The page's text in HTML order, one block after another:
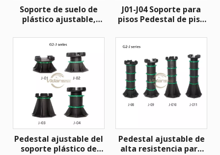
Soporte de suelo de
plástico ajustable,
acceso para terraza en
la azotea
J01-J04 Soporte para
pisos Pedestal de piso
plástico para terraza
en la azotea Pedestal
de plástico ajustable
Pedestal ajustable del
soporte plástico de
Pedestal ajustable de
alta resistencia para